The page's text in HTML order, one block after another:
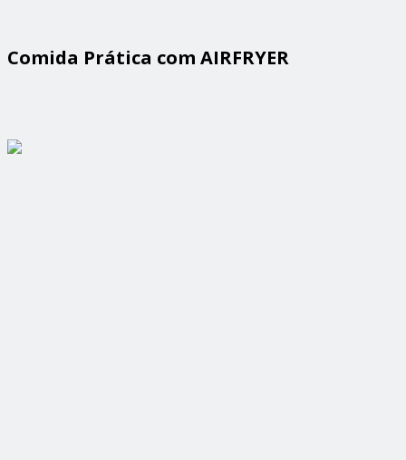
Comida Prática com AIRFRYER